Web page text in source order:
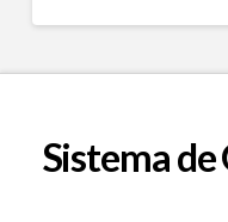
Sistema de